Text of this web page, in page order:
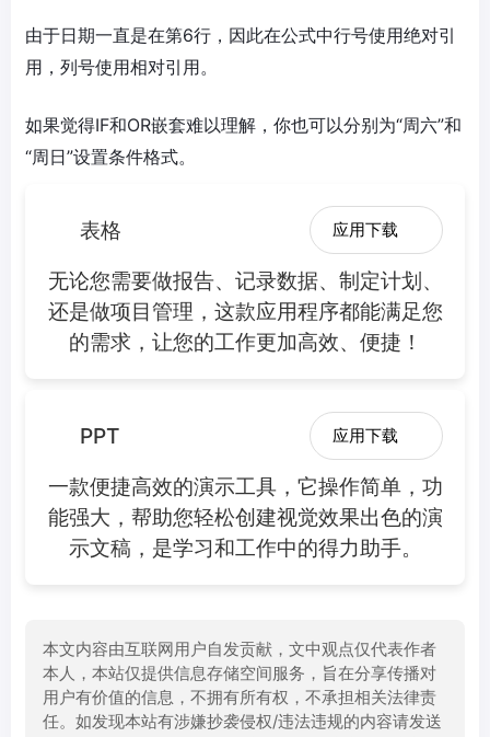
由于日期一直是在第6行，因此在公式中行号使用绝对引
用，列号使用相对引用。
如果觉得IF和OR嵌套难以理解，你也可以分别为“周六”和
“周日”设置条件格式。
表格 应用下载
无论您需要做报告、记录数据、制定计划、
还是做项目管理，这款应用程序都能满足您
的需求，让您的工作更加高效、便捷！
PPT 应用下载
一款便捷高效的演示工具，它操作简单，功
能强大，帮助您轻松创建视觉效果出色的演
示文稿，是学习和工作中的得力助手。
本文内容由互联网用户自发贡献，文中观点仅代表作者
本人，本站仅提供信息存储空间服务，旨在分享传播对
用户有价值的信息，不拥有所有权，不承担相关法律责
任。如发现本站有涉嫌抄袭侵权/违法违规的内容请发送